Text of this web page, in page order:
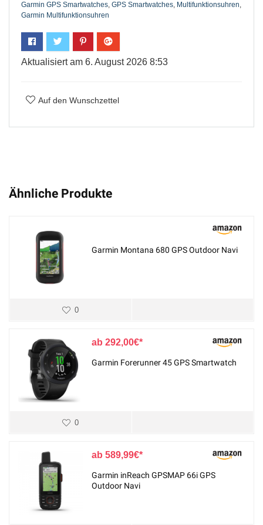
Garmin GPS Smartwatches, GPS Smartwatches, Multifunktionsuhren,
Garmin Multifunktionsuhren
Aktualisiert am 6. August 2026 8:53
Auf den Wunschzettel
Ähnliche Produkte
Garmin Montana 680 GPS Outdoor Navi
0
292,00€
Garmin Forerunner 45 GPS Smartwatch
0
589,99€
Garmin inReach GPSMAP 66i GPS
Outdoor Navi